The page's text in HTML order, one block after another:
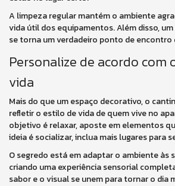
A limpeza regular mantém o ambiente
vida útil dos equipamentos. Além disso,
se torna um verdadeiro ponto de
Personalize de acordo com
vida
Mais do que um espaço decorativo, o
refletir o estilo de vida de quem vive no
objetivo é relaxar, aposte em elementos
ideia é socializar, inclua mais lugares para
O segredo está em adaptar o ambiente às
criando uma experiência sensorial
sabor e o visual se unem para tornar o dia